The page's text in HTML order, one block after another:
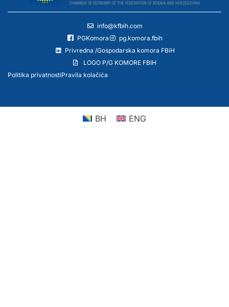
info@kfbih.com
PGKomora
pg.komora.fbih
Privredna /Gospodarska komora FBiH
LOGO P/G KOMORE FBIH
Politika privatnostiPravila kolačića
BH ENG